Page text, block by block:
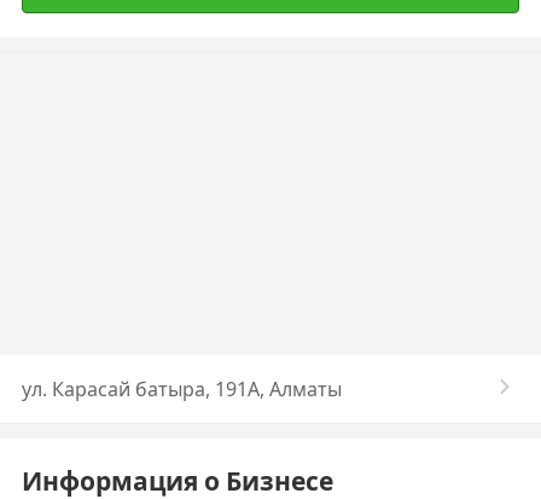
ул. ​Карасай батыра, 191А, Алматы
Информация о Бизнесе